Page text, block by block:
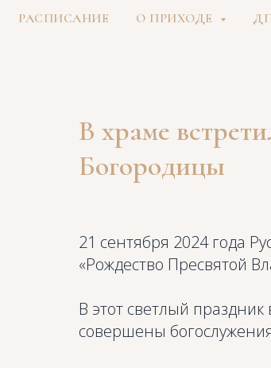
РАСПИСАНИЕ О ПРИХОДЕ
В храме
Богородицы
21 сентября 2024 года
«Рождество Пресвятой
В этот светлый
совершены